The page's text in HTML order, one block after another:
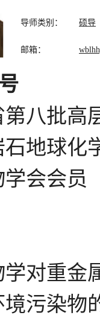
导师类别： 硕导
邮箱：
第八批
石地球化
学会会员
学对重金
境污染物